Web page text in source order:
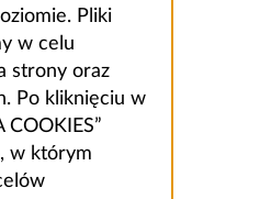
Pliki
w celu
strony oraz
Po kliknięciu w
COOKIES”
w którym